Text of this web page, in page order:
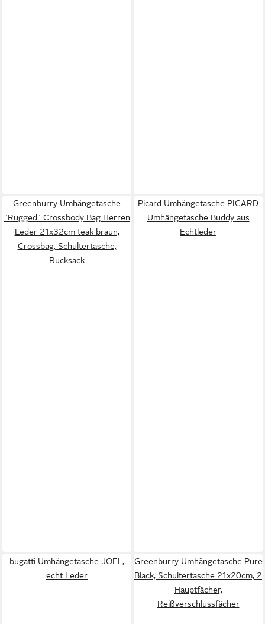
Greenburry Umhängetasche
"Rugged" Crossbody Bag Herren
Leder 21x32cm teak braun,
Crossbag, Schultertasche,
Rucksack
Picard Umhängetasche PICARD
Umhängetasche Buddy aus
Echtleder
bugatti Umhängetasche JOEL,
echt Leder
Greenburry Umhängetasche Pure
Black, Schultertasche 21x20cm, 2
Hauptfächer,
Reißverschlussfächer